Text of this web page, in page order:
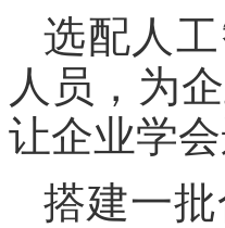
选配人
人员，为
让企业学
搭建一